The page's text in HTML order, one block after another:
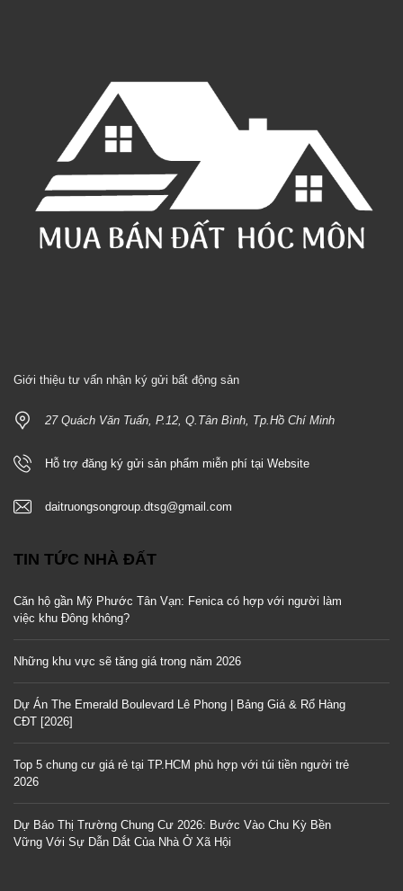
Giới thiệu tư vấn nhận ký gửi bất động sản
27 Quách Văn Tuấn, P.12, Q.Tân Bình, Tp.Hồ Chí Minh
Hỗ trợ đăng ký gửi sản phẩm miễn phí tại Website
daitruongsongroup.dtsg@gmail.com
TIN TỨC NHÀ ĐẤT
Căn hộ gần Mỹ Phước Tân Vạn: Fenica có hợp với người làm
việc khu Đông không?
Những khu vực sẽ tăng giá trong năm 2026
Dự Án The Emerald Boulevard Lê Phong | Bảng Giá & Rổ Hàng
CĐT [2026]
Top 5 chung cư giá rẻ tại TP.HCM phù hợp với túi tiền người trẻ
2026
Dự Báo Thị Trường Chung Cư 2026: Bước Vào Chu Kỳ Bền
Vững Với Sự Dẫn Dắt Của Nhà Ở Xã Hội